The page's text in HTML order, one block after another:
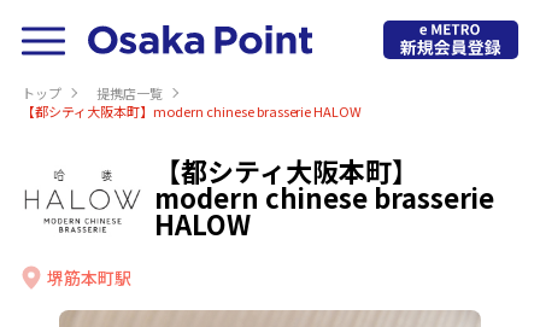
トップ
提携店⼀覧
【都シティ大阪本町】modern chinese brasserie HALOW
【都シティ大阪本町】
modern chinese brasserie
HALOW
堺筋本町駅